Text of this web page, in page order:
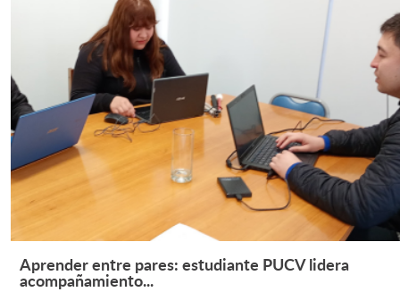
Leer Más +
Aprender entre pares: estudiante PUCV lidera
acompañamiento...